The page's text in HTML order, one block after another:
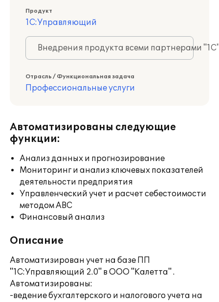
Продукт
1С:Управляющий
Внедрения продукта всеми партнерами
Отрасль / Функциональная задача
Профессиональные услуги
Автоматизированы следующие
функции:
Анализ данных и прогнозирование
Мониторинг и анализ ключевых показателей
деятельности предприятия
Управленческий учет и расчет себестоимости
методом ABC
Финансовый анализ
Описание
Автоматизирован учет на базе ПП
"1С:Управляющий 2.0" в ООО "Калетта" .
Автоматизированы:
-ведение бухгалтерского и налогового учета на